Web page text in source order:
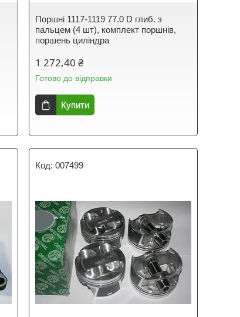
Поршні 1117-1119 77.0 D глиб. з
пальцем (4 шт), комплект поршнів,
поршень циліндра
1 272,40 ₴
Готово до відправки
Купити
007499